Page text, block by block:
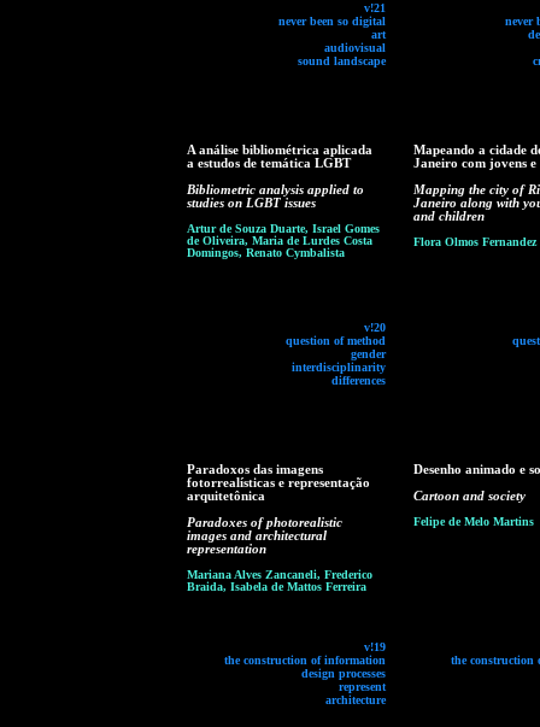
v!21
never been so digital
art
audiovisual
sound landscape
never
A análise bibliométrica aplicada
a estudos de temática LGBT
Bibliometric analysis applied to
studies on LGBT issues
Artur de Souza Duarte, Israel Gomes
de Oliveira, Maria de Lurdes Costa
Domingos, Renato Cymbalista
v!20
question of method
gender
interdisciplinarity
differences
Mapeando a cidade
Janeiro com jovens e
Mapping the city of
Janeiro along with
and children
Flora Olmos Fernandez
Paradoxos das imagens
fotorrealísticas e representação
arquitetônica
Paradoxes of photorealistic
images and architectural
representation
Mariana Alves Zancaneli, Frederico
Braida, Isabela de Mattos Ferreira
v!19
the construction of information
design processes
represent
architecture
Desenho animado e
Cartoon and society
Felipe de Melo Martins
the construction